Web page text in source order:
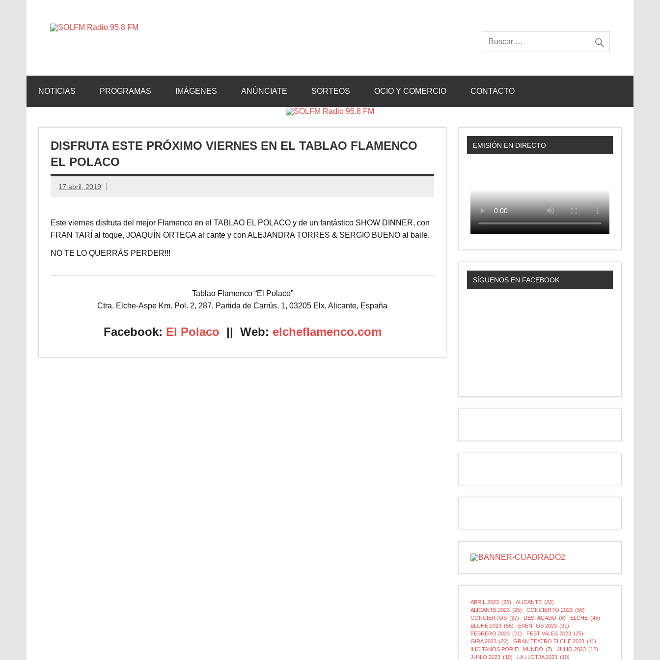
NOTICIAS PROGRAMAS IMÁGENES ANÚNCIATE SORTEOS OCIO Y COMERCIO CONTACTO
DISFRUTA ESTE PRÓXIMO VIERNES EN EL TABLAO FLAMENCO
EL POLACO
17 abril, 2019
Este viernes disfruta del mejor Flamenco en el TABLAO EL POLACO y de un fantástico SHOW DINNER, con
FRAN TARÍ al toque, JOAQUÍN ORTEGA al cante y con ALEJANDRA TORRES & SERGIO BUENO al baile.
NO TE LO QUERRÁS PERDER!!!
Tablao Flamenco “El Polaco”
Ctra. Elche-Aspe Km. Pol. 2, 287, Partida de Carrús, 1, 03205 Elx, Alicante, España
Facebook: El Polaco || Web: elcheflamenco.com
EMISIÓN EN DIRECTO
SÍGUENOS EN FACEBOOK
ABRIL 2023 (26) ALICANTE (22)
ALICANTE 2023 (25) CONCIERTO 2023 (50)
CONCIERTOS (37) DESTACADO (8) ELCHE (45)
ELCHE 2023 (56) EVENTOS 2023 (31)
FEBRERO 2023 (21) FESTIVALES 2023 (25)
GIRA 2023 (22) GRAN TEATRO ELCHE 2023 (11)
ILICITANOS POR EL MUNDO (7) JULIO 2023 (12)
JUNIO 2023 (10) LA LLOTJA 2023 (10)